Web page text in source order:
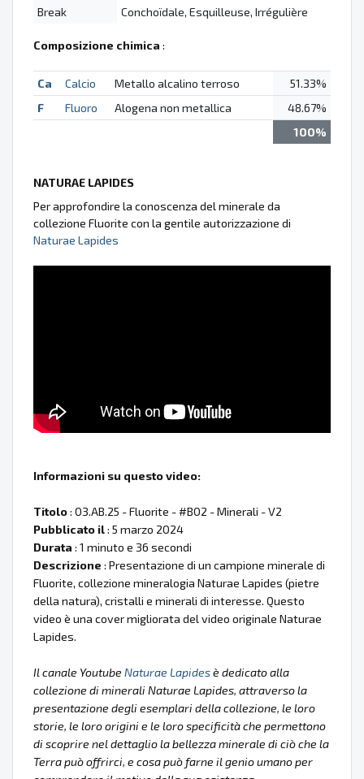
Break
Conchoïdale, Esquilleuse, Irrégulière
Composizione chimica :
Ca Calcio Metallo alcalino terroso
51.33%
F
Fluoro Alogena non metallica
48.67%
100%
NATURAE LAPIDES
Per approfondire la conoscenza del minerale da
collezione Fluorite con la gentile autorizzazione di
Naturae Lapides
Informazioni su questo video:
Titolo: 03.AB.25 - Fluorite - #B02 - Minerali - V2
Pubblicato il: 5 marzo 2024
Durata : 1 minuto e 36 secondi
Descrizione : Presentazione di un campione minerale di
Fluorite, collezione mineralogia Naturae Lapides (pietre
della natura), cristalli e minerali di interesse. Questo
video è una cover migliorata del video originale Naturae
Lapides.
Il canale Youtube Naturae Lapidesè dedicato alla
collezione di minerali Naturae Lapides, attraverso la
presentazione degli esemplari della collezione, le loro
storie, le loro origini e le loro specificità che permettono
di scoprire nel dettaglio la bellezza minerale di ciò che la
Terra può offrirci, e cosa può farne il genio umano per